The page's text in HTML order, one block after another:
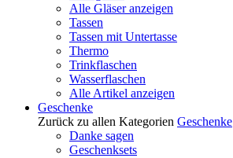
Alle Gläser anzeigen
Tassen
Tassen mit Untertasse
Thermo
Trinkflaschen
Wasserflaschen
Alle Artikel anzeigen
Geschenke
Zurück zu allen Kategorien Geschenke
Danke sagen
Geschenksets